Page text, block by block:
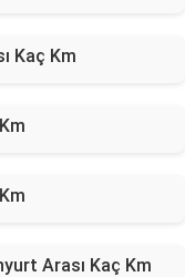
Kaç Km
Arası Kaç Km